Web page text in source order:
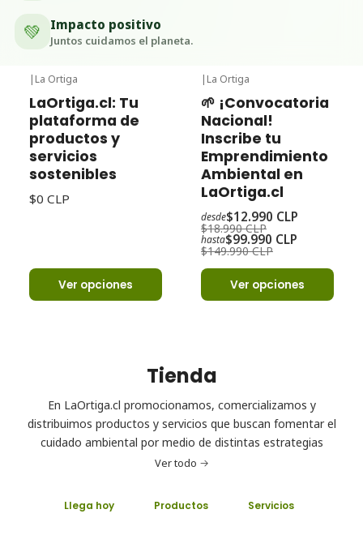
💚 Impacto positivo
Juntos cuidamos el planeta.
| La Ortiga
LaOrtiga.cl: Tu
plataforma de
productos y
servicios
sostenibles
$0 CLP
Ver opciones
| La Ortiga
🌱 ¡Convocatoria
Nacional!
Inscribe tu
Emprendimiento
Ambiental en
LaOrtiga.cl
desde$12.990 CLP
$18.990 CLP
hasta$99.990 CLP
$149.990 CLP
Ver opciones
Tienda
En LaOrtiga.cl promocionamos, comercializamos y
distribuimos productos y servicios que buscan fomentar el
cuidado ambiental por medio de distintas estrategias
Ver todo
Llega hoy Productos Servicios